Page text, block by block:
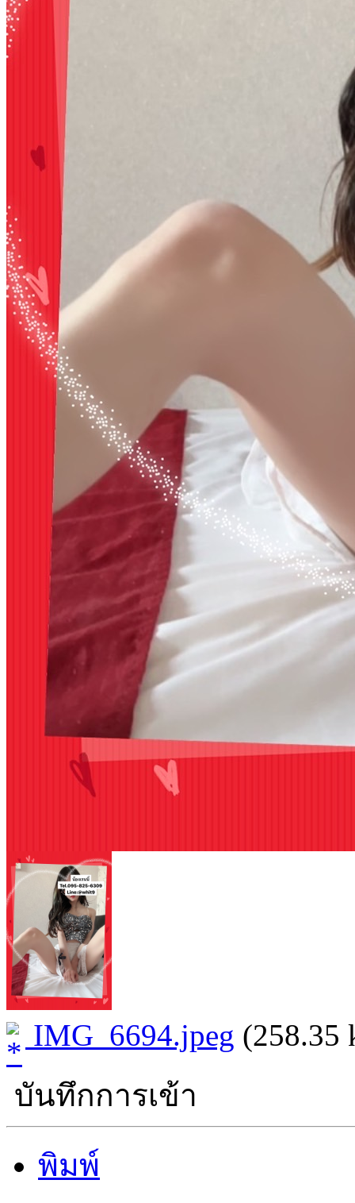
IMG_6694.jpeg (258.35
บันทึกการเข้า
พิมพ์